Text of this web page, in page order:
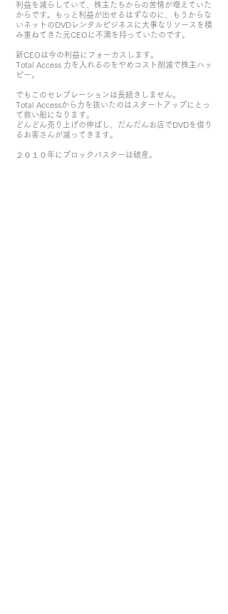
利益を減らしていて、株主たちからの苦情が増えていた
からです。もっと利益が出せるはずなのに、もうからな
いネットのDVDレンタルビジネスに大事なリソースを積
み重ねてきた元CEOに不満を持っていたのです。
新CEOは今の利益にフォーカスします。
Total Access 力を入れるのをやめコスト削減で株主ハッ
ピー。
でもこのセレブレーションは長続きしません。
Total Accessから力を抜いたのはスタートアップにとっ
て救い船になります。
どんどん売り上げの伸ばし、だんだんお店でDVDを借り
るお客さんが減ってきます。
２０１０年にブロックバスターは破産。